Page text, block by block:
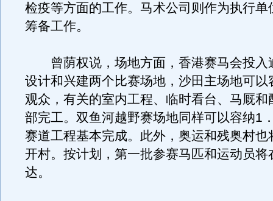
检疫等方面的工作。马术公司则作为执行单
筹备工作。
曾荫权说，场地方面，香港赛马会投入
设计和兴建两个比赛场地，沙田主场地可以
观众，有关的室内工程、临时看台、马厩和
部完工。双鱼河越野赛场地同样可以容纳1
赛道工程基本完成。此外，奥运和残奥村也
开村。按计划，第一批参赛马匹和运动员将
达。